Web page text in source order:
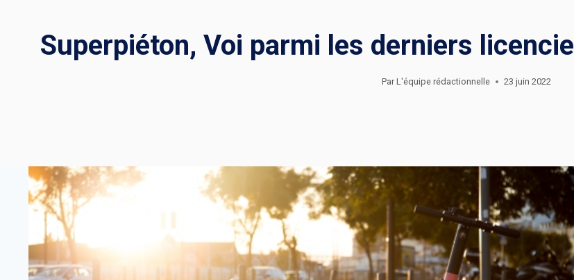
Superpiéton, Voi parmi les derniers
Par L'équipe rédactionnelle 23 juin 2022